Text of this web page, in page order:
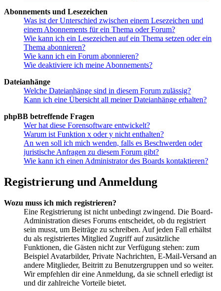
Abonnements und Lesezeichen
Was ist der Unterschied zwischen einem Lesezeichen und
einem Abonnements für ein Thema oder Forum?
Wie kann ich ein Lesezeichen auf ein Thema setzen oder ein
Thema abonnieren?
Wie kann ich ein Forum abonnieren?
Wie deaktiviere ich meine Abonnements?
Dateianhänge
Welche Dateianhänge sind in diesem Forum zulässig?
Kann ich eine Übersicht all meiner Dateianhänge erhalten?
phpBB betreffende Fragen
Wer hat diese Forensoftware entwickelt?
Warum ist Funktion x oder y nicht enthalten?
An wen soll ich mich wenden, falls es Beschwerden oder
juristische Anfragen zu diesem Forum gibt?
Wie kann ich einen Administrator des Boards kontaktieren?
Registrierung und Anmeldung
Wozu muss ich mich registrieren?
Eine Registrierung ist nicht unbedingt zwingend. Die Board-
Administration dieses Forums entscheidet, ob du registriert
sein musst, um Beiträge zu schreiben. Auf jeden Fall erhältst
du als registriertes Mitglied Zugriff auf zusätzliche
Funktionen, die Gästen nicht zur Verfügung stehen: zum
Beispiel Avatarbilder, Private Nachrichten, E-Mail-Versand an
andere Mitglieder, Beitritt zu Benutzergruppen und so weiter.
Wir empfehlen dir eine Anmeldung, da sie schnell erledigt ist
und dir zahlreiche Vorteile bietet.